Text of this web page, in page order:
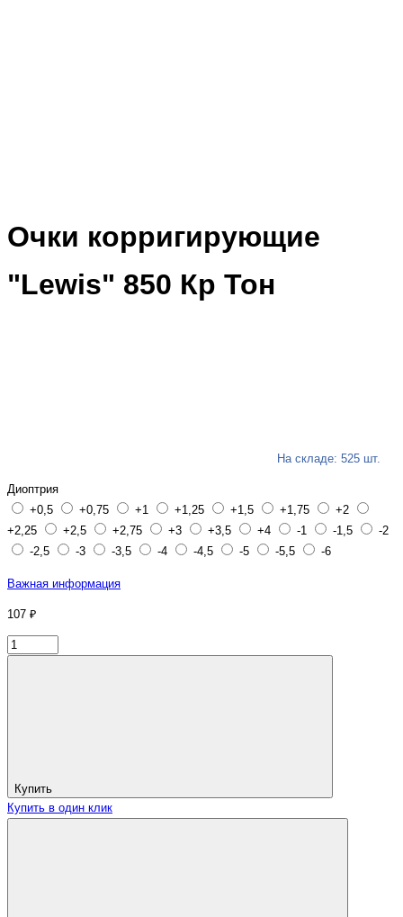
Очки корригирующие
"Lewis" 850 Кр Тон
На складе: 525 шт.
Диоптрия
+0,5
+0,75 +1 +1,25 +1,5 +1,75
+2
+2,25
+2,5 +2,75 +3 +3,5 +4 -1 -1,5
-2
-2,5
-3 -3,5 -4 -4,5 -5 -5,5 -6
Важная информация
107 ₽
Купить
Купить в один клик